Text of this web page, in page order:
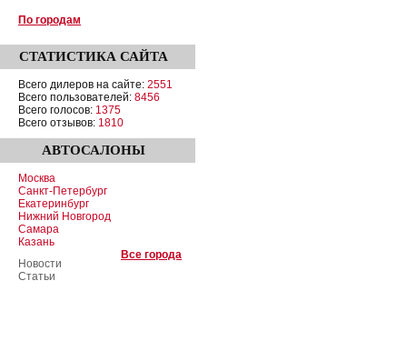
По городам
СТАТИСТИКА САЙТА
Всего дилеров на сайте: 2551
Всего пользователей: 8456
Всего голосов: 1375
Всего отзывов: 1810
АВТОСАЛОНЫ
Москва
Санкт-Петербург
Екатеринбург
Нижний Новгород
Самара
Казань
Все города
Новости
Статьи